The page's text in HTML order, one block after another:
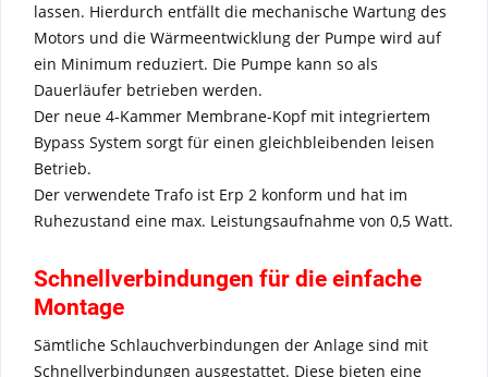
lassen. Hierdurch entfällt die mechanische Wartung des
Motors und die Wärmeentwicklung der Pumpe wird auf
ein Minimum reduziert. Die Pumpe kann so als
Dauerläufer betrieben werden.
Der neue 4-Kammer Membrane-Kopf mit integriertem
Bypass System sorgt für einen gleichbleibenden leisen
Betrieb.
Der verwendete Trafo ist Erp 2 konform und hat im
Ruhezustand eine max. Leistungsaufnahme von 0,5 Watt.
Schnellverbindungen für die einfache
Montage
Sämtliche Schlauchverbindungen der Anlage sind mit
Schnellverbindungen ausgestattet. Diese bieten eine